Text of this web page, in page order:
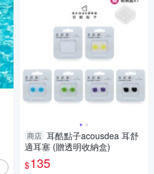
商店 耳酷點子acousdea 耳舒
適耳塞 (贈透明收納盒)
$135